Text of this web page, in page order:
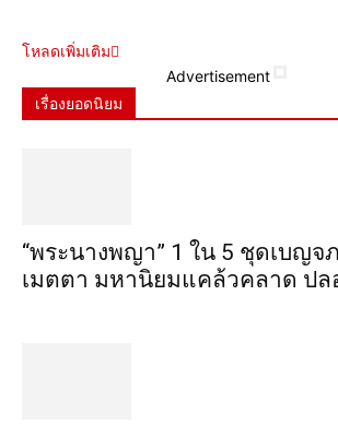
โหลดเพิ่มเติม
Advertisement
เรื่องยอดนิยม
“พระ​นาง​พญา” 1 ใน 5​ ชุดเบญจ​
เมตตา​ มหา​นิยม​แคล้วคลาด​ ปล